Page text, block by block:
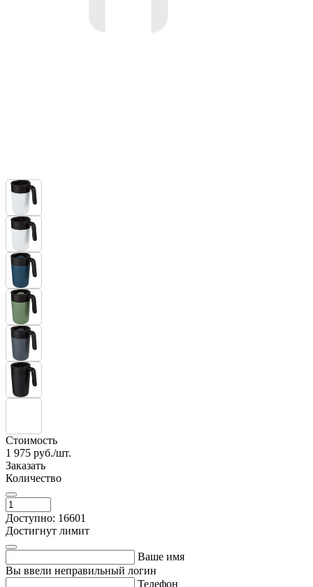
Стоимость
1 975 руб./шт.
Заказать
Количество
Доступно: 16601
Достигнут лимит
Ваше имя
Вы ввели неправильный логин
Телефон